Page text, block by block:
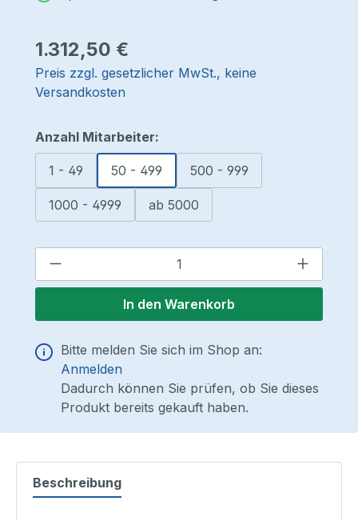
Regulärer Preis:
1.312,50 €
Preis zzgl. gesetzlicher MwSt., keine
Versandkosten
Anzahl Mitarbeiter:
1 - 49 50 - 499 500 - 999
1000 - 4999 ab 5000
Produkt Anzahl: Gib den
In den Warenkorb
Bitte melden Sie sich im Shop an:
Anmelden
Dadurch können Sie prüfen, ob Sie dieses
Produkt bereits gekauft haben.
Beschreibung